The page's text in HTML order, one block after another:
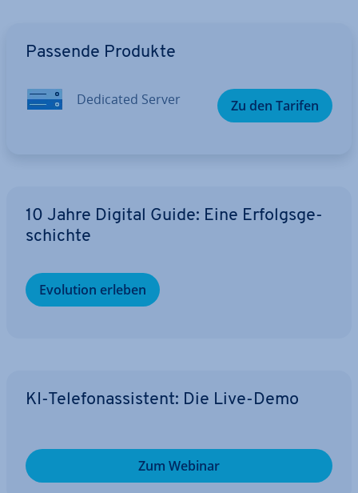
Passende Produkte
Dedicated Server Zu den Tarifen
10 Jahre Digital Guide: Eine Er­folgs­ge­
schich­te
Evolution erleben
KI-Te­le­fon­as­sis­tent: Die Live-Demo
Zum Webinar